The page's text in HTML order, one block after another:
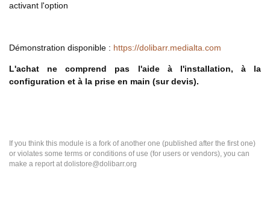
activant l'option
Démonstration disponible : https://dolibarr.medialta.com
L'achat ne comprend pas l'aide à l'installation, à la
configuration et à la prise en main (sur devis).
If you think this module is a fork of another one (published after the first one)
or violates some terms or conditions of use (for users or vendors), you can
make a report at dolistore@dolibarr.org